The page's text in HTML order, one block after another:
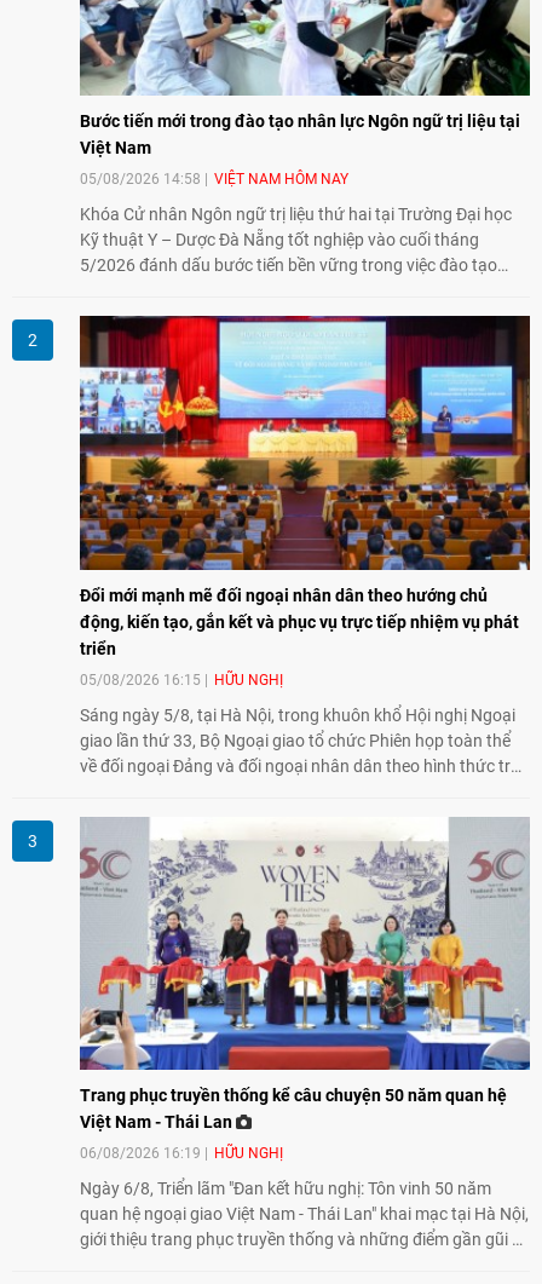
Bước tiến mới trong đào tạo nhân lực Ngôn ngữ trị liệu tại
Việt Nam
05/08/2026 14:58 VIỆT NAM HÔM NAY
Khóa Cử nhân Ngôn ngữ trị liệu thứ hai tại Trường Đại học
Kỹ thuật Y – Dược Đà Nẵng tốt nghiệp vào cuối tháng
5/2026 đánh dấu bước tiến bền vững trong việc đào tạo
tại Việt Nam.
Đổi mới mạnh mẽ đối ngoại nhân dân theo hướng chủ
động, kiến tạo, gắn kết và phục vụ trực tiếp nhiệm vụ phát
triển
05/08/2026 16:15 HỮU NGHỊ
Sáng ngày 5/8, tại Hà Nội, trong khuôn khổ Hội nghị Ngoại
giao lần thứ 33, Bộ Ngoại giao tổ chức Phiên họp toàn thể
về đối ngoại Đảng và đối ngoại nhân dân theo hình thức trực
và các Cơ quan đại diện Việt Nam ở nước ngoài.
Trang phục truyền thống kể câu chuyện 50 năm quan hệ
Việt Nam - Thái Lan
06/08/2026 16:19 HỮU NGHỊ
Ngày 6/8, Triển lãm "Đan kết hữu nghị: Tôn vinh 50 năm
quan hệ ngoại giao Việt Nam - Thái Lan" khai mạc tại Hà Nội,
giới thiệu trang phục truyền thống và những điểm gần gũi về